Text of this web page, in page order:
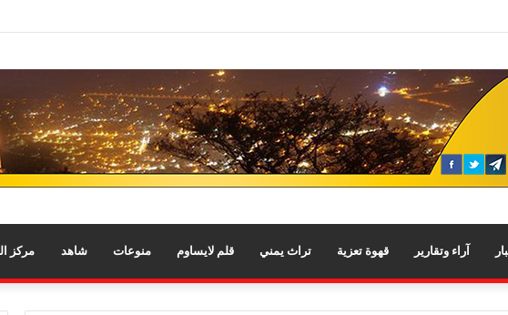
آراء وتقارير قهوة تعزية تراث يمني قلم لايساوم منوعات شاهد مركز